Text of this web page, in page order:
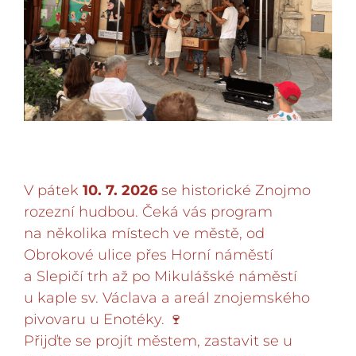
V pátek 10. 7. 2026 se historické Znojmo
rozezní hudbou. Čeká vás program
na několika místech ve městě, od
Obrokové ulice přes Horní náměstí
a Slepičí trh až po Mikulášské náměstí
u kaple sv. Václava a areál znojemského
pivovaru u Enotéky. 🍷
Přijďte se projít městem, zastavit se u